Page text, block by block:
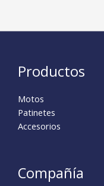
Productos
Motos
Patinetes
Accesorios
Compañía